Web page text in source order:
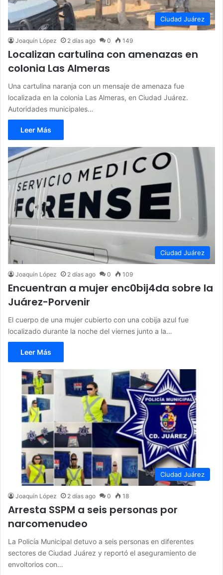
Ciudad Juárez
Joaquín López 2 días ago 0 149
Localizan cartulina con amenazas en
colonia Las Almeras
Una cartulina naranja con un mensaje de amenaza fue
localizada en la colonia Las Almeras, en Ciudad Juárez.
Autoridades municipales…
Leer Más
Ciudad Juárez
Joaquín López 2 días ago 0 109
Encuentran a mujer enc0bij4da sobre la
Juárez-Porvenir
El cuerpo de una mujer cubierto con una cobija azul fue
localizado durante la noche del viernes junto a la…
Leer Más
Ciudad Juárez
Joaquín López 2 días ago 0 18
Arresta SSPM a seis personas por
narcomenudeo
La Policía Municipal detuvo a seis personas en diferentes
sectores de Ciudad Juárez y reportó el aseguramiento de
envoltorios con…